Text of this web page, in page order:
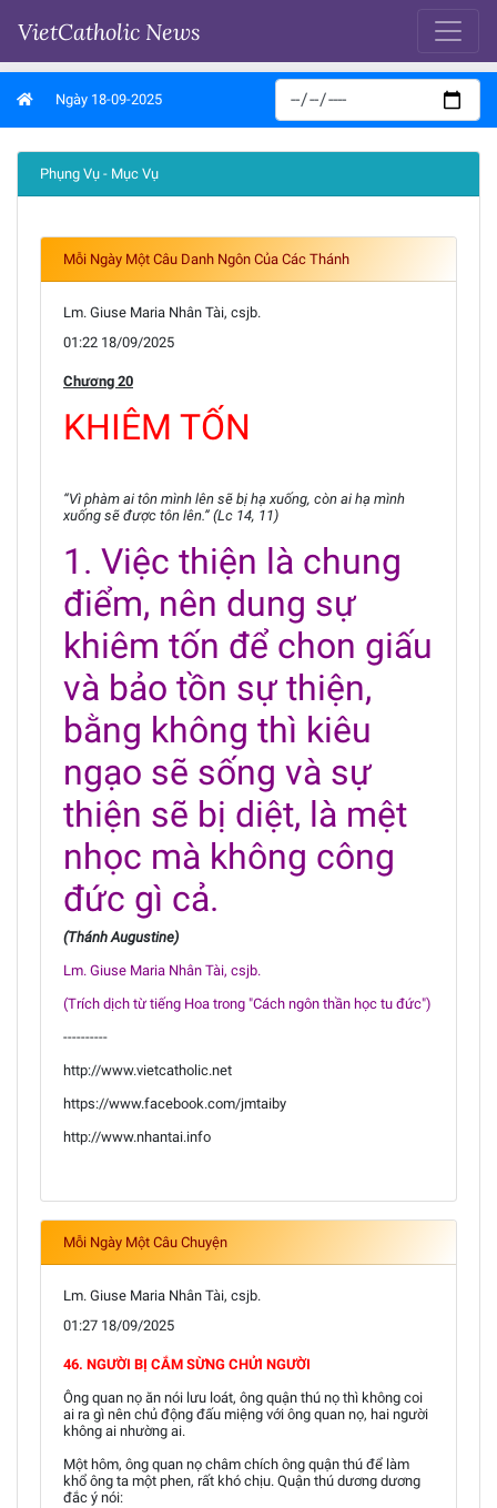
VietCatholic News
Ngày 18-09-2025
Phụng Vụ - Mục Vụ
Mỗi Ngày Một Câu Danh Ngôn Của Các Thánh
Lm. Giuse Maria Nhân Tài, csjb.
01:22 18/09/2025
Chương 20
KHIÊM TỐN
“Vì phàm ai tôn mình lên sẽ bị hạ xuống, còn ai hạ mình
xuống sẽ được tôn lên.” (Lc 14, 11)
1. Việc thiện là chung
điểm, nên dung sự
khiêm tốn để chon giấu
và bảo tồn sự thiện,
bằng không thì kiêu
ngạo sẽ sống và sự
thiện sẽ bị diệt, là mệt
nhọc mà không công
đức gì cả.
(Thánh Augustine)
Lm. Giuse Maria Nhân Tài, csjb.
(Trích dịch từ tiếng Hoa trong "Cách ngôn thần học tu đức")
----------
http://www.vietcatholic.net
https://www.facebook.com/jmtaiby
http://www.nhantai.info
Mỗi Ngày Một Câu Chuyện
Lm. Giuse Maria Nhân Tài, csjb.
01:27 18/09/2025
46. NGƯỜI BỊ CẮM SỪNG CHỬI NGƯỜI
Ông quan nọ ăn nói lưu loát, ông quận thú nọ thì không coi
ai ra gì nên chủ động đấu miệng với ông quan nọ, hai người
không ai nhường ai.
Một hôm, ông quan nọ châm chích ông quận thú để làm
khổ ông ta một phen, rất khó chịu. Quận thú dương dương
đắc ý nói: